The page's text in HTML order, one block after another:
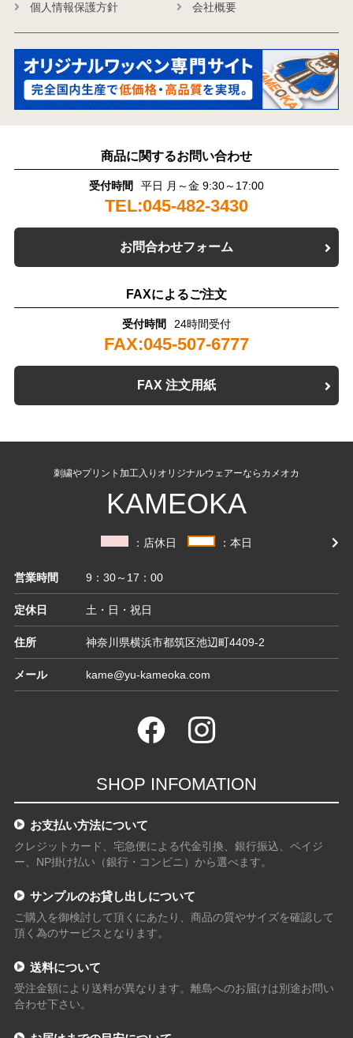
個人情報保護方針
会社概要
商品に関するお問い合わせ
受付時間 平日 月～金 9:30～17:00
TEL:045-482-3430
お問合わせフォーム
FAXによるご注文
受付時間 24時間受付
FAX:045-507-6777
FAX 注文用紙
刺繍やプリント加工入りオリジナルウェアーならカメオカ
KAMEOKA
：店休日 ：本日
営業時間 9：30～17：00
定休日 土・日・祝日
住所 神奈川県横浜市都筑区池辺町4409-2
メール kame@yu-kameoka.com
SHOP INFOMATION
お支払い方法について
クレジットカード、宅急便による代金引換、銀行振込、ペイジ
ー、NP掛け払い（銀行・コンビニ）から選べます。
サンプルのお貸し出しについて
ご購入を御検討して頂くにあたり、商品の質やサイズを確認して
頂く為のサービスとなります。
送料について
受注金額により送料が異なります。離島へのお届けは別途お問い
合わせ下さい。